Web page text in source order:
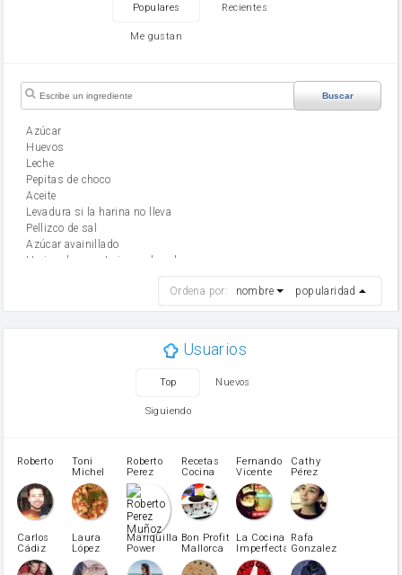
Populares Recientes
Me gustan
Buscar
Azúcar
huevos
leche
Pepitas de choco
aceite
Levadura si la harina no lleva
Pellizco de sal
Azúcar avainillado
Harina de reposteria con levadura
mantequilla
Opcional: Azúcar avainillado
patatas
pimiento rojo
Pimentón
pimiento verde
miel
vino blanco
Ordena por: nombre popularidad
Usuarios
Top Nuevos
Siguiendo
Roberto
Toni
Michel
Caubet
Roberto
Perez
Muñoz
Recetas
Cocina
Fernando
Vicente
Cathy
Pérez
Carlos
Cádiz
Laura
López
Martínez
Mariquilla
Power
Bon Profit
Mallorca
La Cocina
Imperfecta
Rafa
Gonzalez